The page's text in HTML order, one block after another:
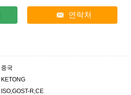
연락처
중국
KETONG
ISO,GOST-R,CE